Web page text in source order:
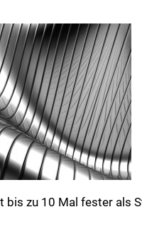
bis zu 10 Mal fester als